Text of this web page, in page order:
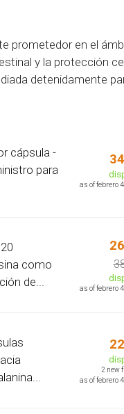
prometedor en el
y la protección
detenidamente
cápsula -
para
as of febrero
como
de...
as of febrero
2 new
as of febrero